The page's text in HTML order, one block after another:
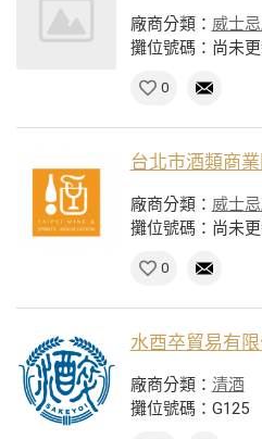
廠商分類： 威士
攤位號碼：尚未
0
台北市酒類商
廠商分類： 威士
攤位號碼：尚未
0
水酉卒貿易有限
廠商分類： 清酒
攤位號碼：G125